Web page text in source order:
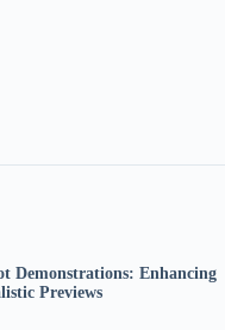
Demonstrations: Enhancing
Previews